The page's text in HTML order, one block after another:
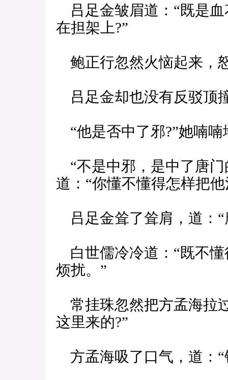
吕足金皱眉道：“既是
在担架上?”
鲍正行忽然火恼起来，
吕足金却也没有反驳顶
“他是否中了邪?”她喃喃
“不是中邪，是中了唐门
道：“你懂不懂得怎样把他
吕足金耸了耸肩，道：“
白世儒冷冷道：“既不
烦扰。”
常挂珠忽然把方孟海拉
这里来的?”
方孟海吸了口气，道：“